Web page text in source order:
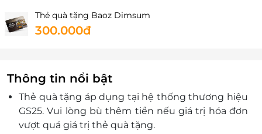
A01.05 Tòa nhà Aspen, dự án getway, 177 Xa lộ Hà
Nội, Phường Thảo Điền, Quận 2, Hồ Chí Minh
SH4 (Số nhà 0.16) Sai Gon Avenue, đường số 11, khu
Nguyễn Xiển, KP. Long Hòa, Phường Long Thạnh Mỹ,
Thủ Đức, Hồ Chí Minh
Căn A01.02 và căn A02.02, Lô 1-16 Dự án The
Metropole, Khu chức năng số 1, KĐTM Thủ Thiêm,
Phường Thủ Thiêm, Thủ Đức, Hồ Chí Minh
Thẻ quà tặng Baoz Dimsum
300.000đ
Thông tin nổi bật
Thẻ quà tặng áp dụng tại hệ thống thương hiệu
GS25. Vui lòng bù thêm tiền nếu giá trị hóa đơn
vượt quá giá trị thẻ quà tặng.